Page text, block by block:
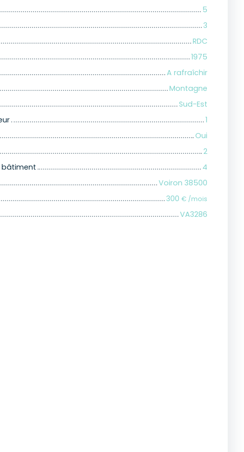
5
3
RDC
1975
A rafraîchir
Montagne
Sud-Est
1
Oui
2
bâtiment
4
Voiron 38500
300 € /mois
VA3286